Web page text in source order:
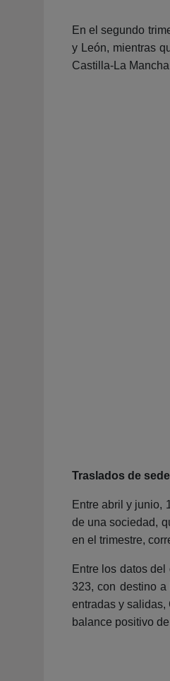
En el segundo
y León, mientras
Castilla-La
Traslados de
Entre abril y junio,
de una sociedad,
en el trimestre,
Entre los datos
323, con destino
entradas y salidas,
balance positivo